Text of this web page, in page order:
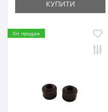
КУПИТИ
Хіт продаж